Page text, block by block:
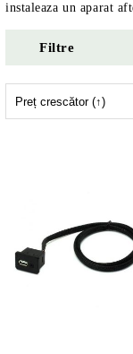
instaleaza un aparat
Filtre